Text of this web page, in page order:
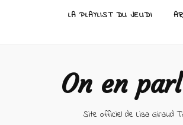
LA PLAYLIST DU JEUDI
On en
Site officiel de Lisa Giraud